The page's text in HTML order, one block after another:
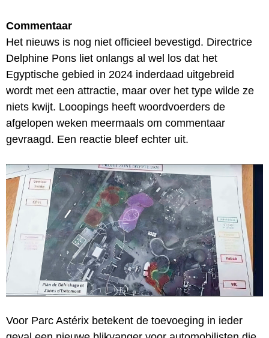
Commentaar
Het nieuws is nog niet officieel bevestigd. Directrice
Delphine Pons liet onlangs al wel los dat het
Egyptische gebied in 2024 inderdaad uitgebreid
wordt met een attractie, maar over het type wilde ze
niets kwijt. Looopings heeft woordvoerders de
afgelopen weken meermaals om commentaar
gevraagd. Een reactie bleef echter uit.
Voor Parc Astérix betekent de toevoeging in ieder